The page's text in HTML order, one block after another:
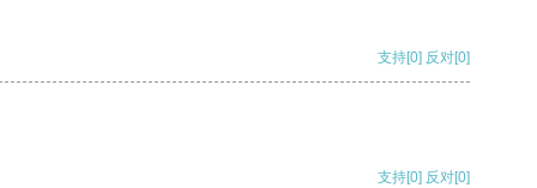
支持[0] 反对[0]
支持[0] 反对[0]